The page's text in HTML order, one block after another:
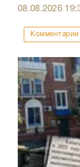
08.08.2026
Комментарии